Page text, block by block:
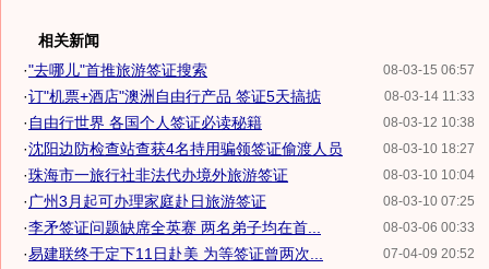
相关新闻
08-03-15 06:57
·"去哪儿"首推旅游签证搜索
08-03-14 11:33
·订"机票+酒店"澳洲自由行产品 签证5天搞掂
08-03-12 10:38
· 自由行世界 各国个人签证必读秘籍
08-03-10 18:27
·沈阳边防检查站查获4名持用骗领签证偷渡人员
08-03-10 10:04
·珠海市一旅行社非法代办境外旅游签证
08-03-10 07:25
· 广州3月起可办理家庭赴日旅游签证
08-03-06 00:33
·李矛签证问题缺席全英赛 两名弟子均在首...
07-04-09 20:52
·易建联终于定下11日赴美 为等签证曾两次...